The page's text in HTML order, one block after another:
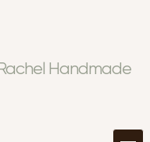
Handmade